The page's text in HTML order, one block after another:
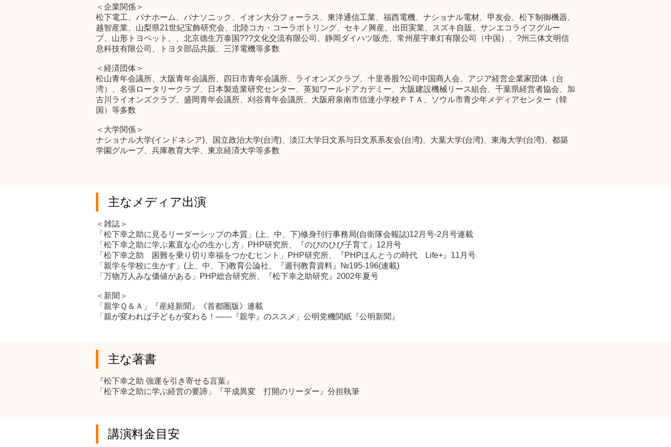
＜企業関係＞
松下電工、パナホーム、パナソニック、イオン大分フォーラス、東洋通信工業、福西電機、ナショナル電材、甲友会、松下制御機器、
越智産業、山梨県21世紀宝飾研究会、北陸コカ・コーラボトリング、セキノ興産、出田実業、スズキ自販、サンエコライフグルー
プ、山形トヨペット、、北京德生万泰国???文化交流有限公司、静岡ダイハツ販売、常州星宇車灯有限公司（中国）、?州三体文明信
息科技有限公司、トヨタ部品共販、三洋電機等多数
＜経済団体＞
松山青年会議所、大阪青年会議所、四日市青年会議所、ライオンズクラブ、十里香股?公司中国商人会、アジア経営企業家団体（台
湾）、名張ロータリークラブ、日本製造業研究センター、英知ワールドアカデミー、大阪建設機械リース組合、千葉県経営者協会、加
古川ライオンズクラブ、盛岡青年会議所、刈谷青年会議所、大阪府泉南市信達小学校ＰＴＡ、ソウル市青少年メディアセンター（韓
国）等多数
＜大学関係＞
ナショナル大学(インドネシア)、国立政治大学(台湾)、淡江大学日文系与日文系系友会(台湾)、大葉大学(台湾)、東海大学(台湾)、都築
学園グループ、兵庫教育大学、東京経済大学等多数
主なメディア出演
＜雑誌＞
「松下幸之助に見るリーダーシップの本質」(上、中、下)修身刊行事務局(自衛隊会報誌)12月号-2月号連載
「松下幸之助に学ぶ素直な心の生かし方」PHP研究所、『のびのひび子育て』12月号
「松下幸之助 困難を乗り切り幸福をつかむヒント」PHP研究所、『PHPほんとうの時代 Life+』11月号
「親学を学校に生かす」(上、中、下)教育公論社、『週刊教育資料』№195-196(連載)
「万物万人みな価値がある」PHP総合研究所、『松下幸之助研究』2002年夏号
＜新聞＞
「親学Ｑ＆Ａ」『産経新聞』《首都圏版》連載
「親が変われば子どもが変わる！――『親学』のススメ」公明党機関紙『公明新聞』
主な著書
『松下幸之助 強運を引き寄せる言葉』
「松下幸之助に学ぶ経営の要諦」『平成異変 打開のリーダー』分担執筆
講演料金目安